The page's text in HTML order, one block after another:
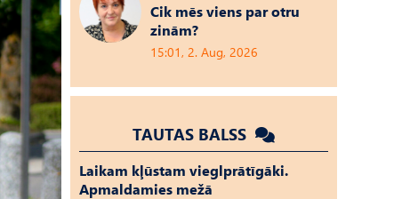
Cik mēs viens par otru
zinām?
15:01, 2. Aug, 2026
TAUTAS BALSS
Laikam kļūstam vieglprātīgāki.
Apmaldamies mežā